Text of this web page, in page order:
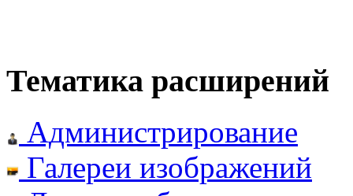
Тематика расширений
Администрирование
Галереи изображений